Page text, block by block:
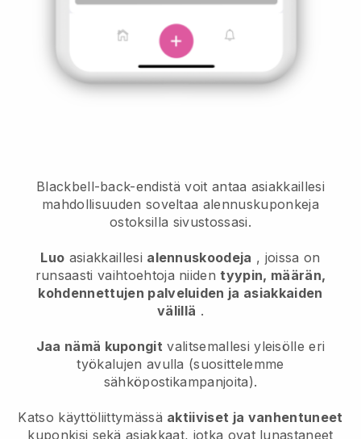
Blackbell-back-endistä voit antaa asiakkaillesi
mahdollisuuden soveltaa alennuskuponkeja
ostoksilla sivustossasi.
Luo asiakkaillesi alennuskoodeja , joissa on
runsaasti vaihtoehtoja niidentyypin, määrän,
kohdennettujen palveluiden ja asiakkaiden
välillä .
Jaa nämä kupongit valitsemallesi yleisölle eri
työkalujen avulla (suosittelemme
sähköpostikampanjoita).
Katso käyttöliittymässä aktiiviset ja vanhentuneet
kuponkisi sekä asiakkaat, jotka ovat lunastaneet